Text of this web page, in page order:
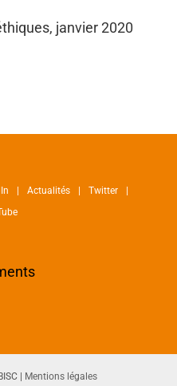
janvier 2020
Actualités
Twitter
| Mentions légales